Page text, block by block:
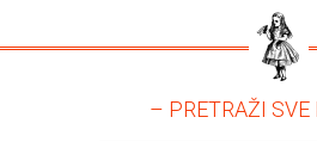
– PRETRAŽI